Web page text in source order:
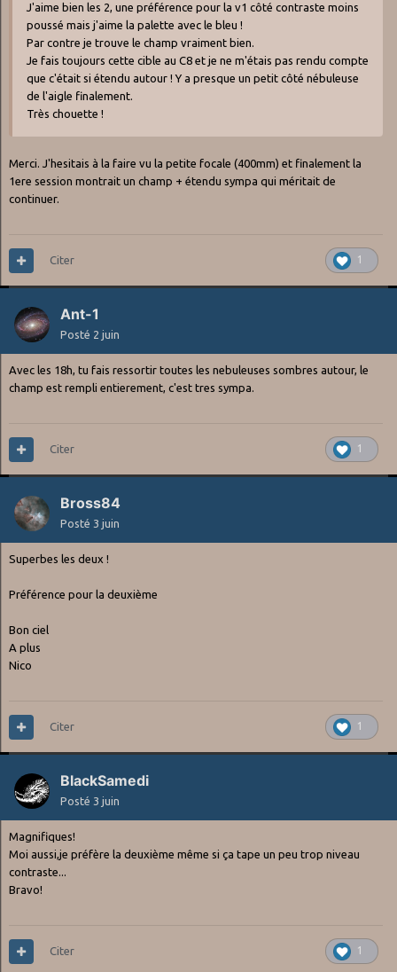
J'aime bien les 2, une préférence pour la v1 côté contraste moins
poussé mais j'aime la palette avec le bleu !
Par contre je trouve le champ vraiment bien.
Je fais toujours cette cible au C8 et je ne m'étais pas rendu compte
que c'était si étendu autour ! Y a presque un petit côté nébuleuse
de l'aigle finalement.
Très chouette !
Merci. J'hesitais à la faire vu la petite focale (400mm) et finalement la
1ere session montrait un champ + étendu sympa qui méritait de
continuer.
1
Citer
Ant-1
Posté 2 juin
Avec les 18h, tu fais ressortir toutes les nebuleuses sombres autour, le
champ est rempli entierement, c'est tres sympa.
1
Citer
Bross84
Posté 3 juin
Superbes les deux !
Préférence pour la deuxième
Bon ciel
A plus
Nico
1
Citer
BlackSamedi
Posté 3 juin
Magnifiques!
Moi aussi,je préfère la deuxième même si ça tape un peu trop niveau
contraste...
Bravo!
1
Citer